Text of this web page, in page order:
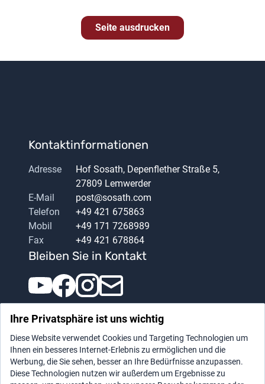
Seite ausdrucken
Kontaktinformationen
Adresse
Hof Sosath, Depenflether Straße 5,
27809 Lemwerder
E-Mail
post@sosath.com
Telefon
+49 421 675863
Mobil
+49 171 7268989
Fax
+49 421 678864
Bleiben Sie in Kontakt
Ihre Privatsphäre ist uns wichtig
Diese Website verwendet Cookies und Targeting Technologien um
Ihnen ein besseres Internet-Erlebnis zu ermöglichen und die
Werbung, die Sie sehen, besser an Ihre Bedürfnisse anzupassen.
Diese Technologien nutzen wir außerdem um Ergebnisse zu